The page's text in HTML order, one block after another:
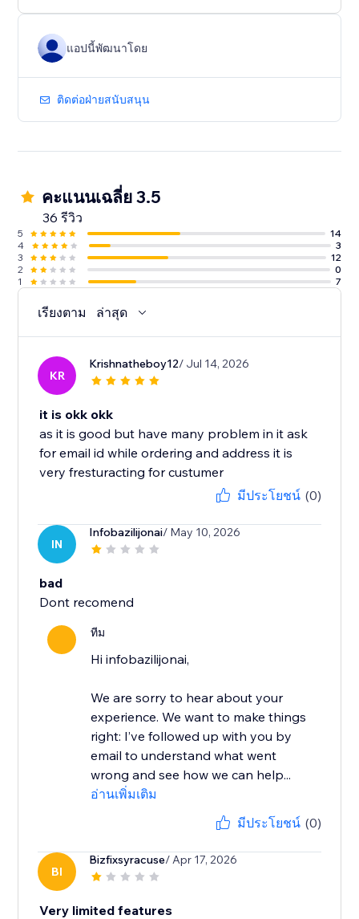
แอปนี้พัฒนาโดย
ติดต่อฝ่ายสนับสนุน
คะแนนเฉลี่ย 3.5
36 รีวิว
5
14
4
3
3
12
2
0
1
7
เรียงตาม ล่าสุด
KR
Krishnatheboy12/ Jul 14, 2026
it is okk okk
as it is good but have many problem in it ask
for email id while ordering and address it is
very fresturacting for custumer
มีประโยชน์ (0)
IN
Infobazilijonai/ May 10, 2026
bad
Dont recomend
ทีม
Hi infobazilijonai,
We are sorry to hear about your
experience. We want to make things
right: I’ve followed up with you by
email to understand what went
wrong and see how we can help...
อ่านเพิ่มเติม
มีประโยชน์ (0)
BI
Bizfixsyracuse/ Apr 17, 2026
Very limited features